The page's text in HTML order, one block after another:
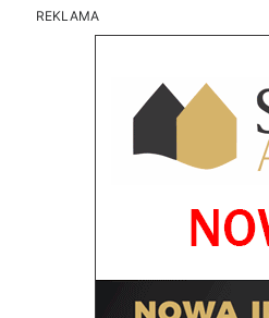
REKLAMA